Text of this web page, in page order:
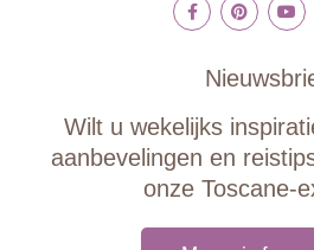
Wilt u wekelijks
aanbevelingen en
onze Toscane-